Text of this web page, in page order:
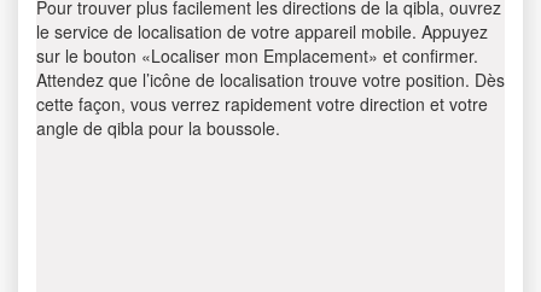
Pour trouver plus facilement les directions de la qibla, ouvrez
le service de localisation de votre appareil mobile. Appuyez
sur le bouton «Localiser mon Emplacement» et confirmer.
Attendez que l’icône de localisation trouve votre position. Dès
cette façon, vous verrez rapidement votre direction et votre
angle de qibla pour la boussole.